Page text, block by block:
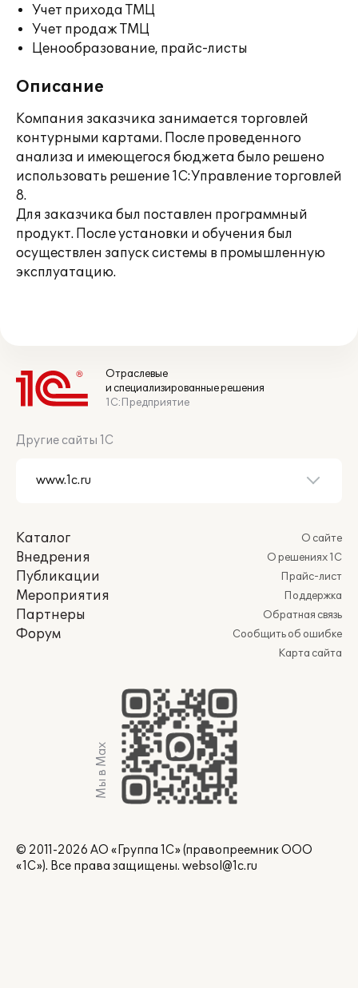
Учет прихода ТМЦ
Учет продаж ТМЦ
Ценообразование, прайс-листы
Описание
Компания заказчика занимается торговлей
контурными картами. После проведенного
анализа и имеющегося бюджета было решено
использовать решение 1С:Управление торговлей
8.
Для заказчика был поставлен программный
продукт. После установки и обучения был
осуществлен запуск системы в промышленную
эксплуатацию.
Отраслевые
и специализированные решения
1С:Предприятие
Другие сайты 1С
Каталог
Внедрения
Публикации
Мероприятия
Партнеры
Форум
О сайте
О решениях 1С
Прайс-лист
Поддержка
Обратная связь
Сообщить об ошибке
Карта сайта
Мы в Max
© 2011-2026 АО «Группа 1С» (правопреемник ООО
«1С»). Все права защищены. websol@1c.ru